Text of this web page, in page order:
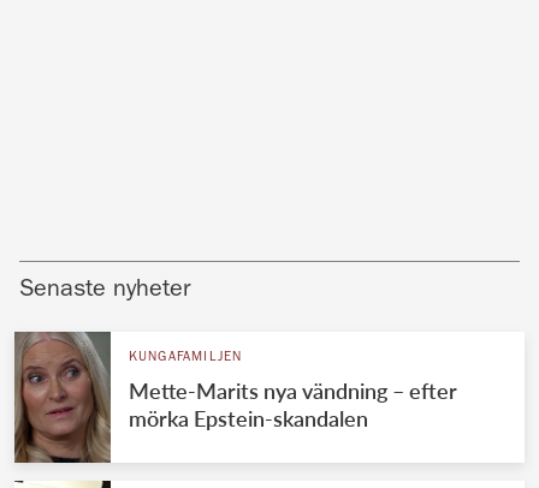
Senaste nyheter
KUNGAFAMILJEN
Mette-Marits nya vändning – efter
mörka Epstein-skandalen